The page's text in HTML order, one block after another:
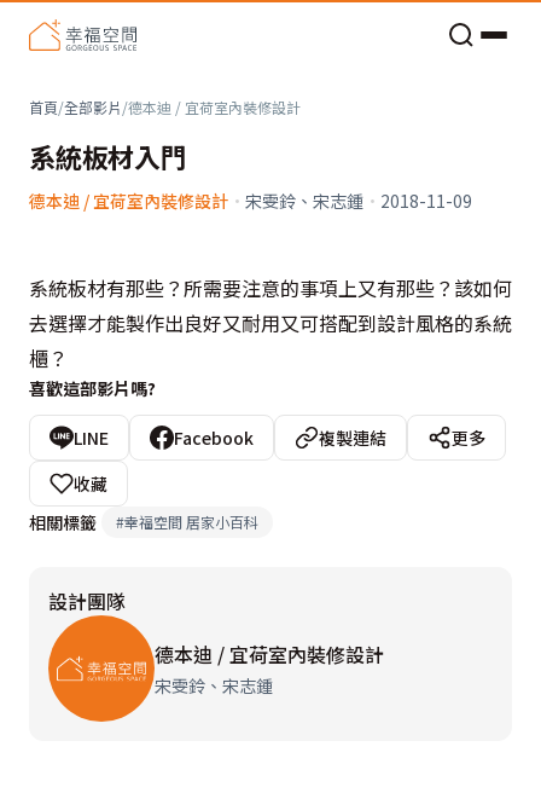
首頁/全部影片/德本迪 / 宜荷室內裝修設計
系統板材入門
德本迪 / 宜荷室內裝修設計 · 宋雯鈴、宋志鍾 · 2018-11-09
系統板材有那些？所需要注意的事項上又有那些？該如何
去選擇才能製作出良好又耐用又可搭配到設計風格的系統
櫃？
喜歡這部影片嗎?
LINE Facebook 複製連結
更多
收藏
相關標籤
#幸福空間 居家小百科
設計團隊
德本迪 / 宜荷室內裝修設計
宋雯鈴、宋志鍾